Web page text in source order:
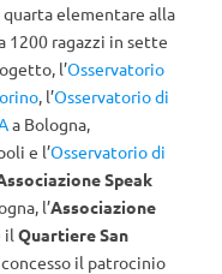
elementare alla
1200 ragazzi in sette
l’Osservatorio
, l’Osservatorio di
a Bologna,
e l’Osservatorio di
Speak
l’Associazione
il Quartiere San
il patrocinio